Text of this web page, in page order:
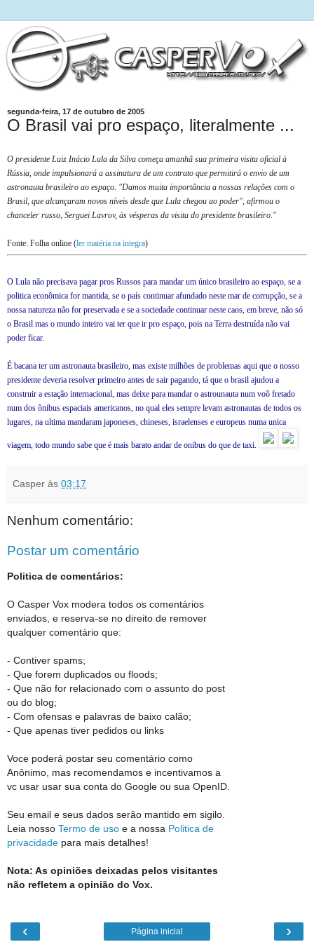
segunda-feira, 17 de outubro de 2005
O Brasil vai pro espaço, literalmente ...
O presidente Luiz Inácio Lula da Silva começa amanhã sua primeira visita oficial à
Rússia, onde impulsionará a assinatura de um contrato que permitirá o envio de um
astronauta brasileiro ao espaço. "Damos muita importância a nossas relações com o
Brasil, que alcançaram novos níveis desde que Lula chegou ao poder", afirmou o
chanceler russo, Serguei Lavrov, às vésperas da visita do presidente brasileiro."
Fonte: Folha online (ler matéria na integra)
O Lula não precisava pagar pros Russos para mandar um único brasileiro ao espaço, se a
politica econômica for mantida, se o país continuar afundado neste mar de corrupção, se a
nossa natureza não for preservada e se a sociedade continuar neste caos, em breve, não só
o Brasil mas o mundo inteiro vai ter que ir pro espaço, pois na Terra destruída não vai
poder ficar.
É bacana ter um astronauta brasileiro, mas existe milhões de problemas aqui que o nosso
presidente deveria resolver primeiro antes de sair pagando, tá que o brasil ajudou a
construir a estação internacional, mas deixe para mandar o astrounauta num voô fretado
num dos ônibus espaciais americanos, no qual eles sempre levam astronautas de todos os
lugares, na ultima mandaram japoneses, chineses, israelenses e europeus numa unica
viagem, todo mundo sabe que é mais barato andar de onibus do que de taxi.
Casper às 03:17
Nenhum comentário:
Postar um comentário
Politica de comentários:
O Casper Vox modera todos os comentários
enviados, e reserva-se no direito de remover
qualquer comentário que:
- Contiver spams;
- Que forem duplicados ou floods;
- Que não for relacionado com o assunto do post
ou do blog;
- Com ofensas e palavras de baixo calão;
- Que apenas tiver pedidos ou links
Voce poderá postar seu comentário como
Anônimo, mas recomendamos e incentivamos a
vc usar usar sua conta do Google ou sua OpenID.
Seu email e seus dados serão mantido em sigilo.
Leia nosso Termo de uso e a nossa Politica de
privacidade para mais detalhes!
Nota: As opiniões deixadas pelos visitantes
não refletem a opinião do Vox.
‹ ›
Página inicial